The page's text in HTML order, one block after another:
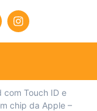
com Touch ID e
chip da Apple –